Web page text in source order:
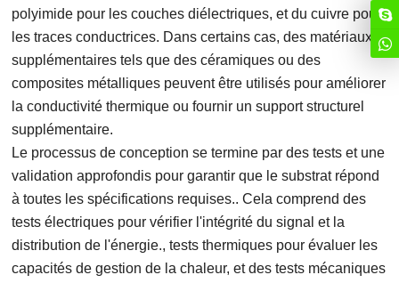
polyimide pour les couches diélectriques, et du cuivre pour
les traces conductrices. Dans certains cas, des matériaux
supplémentaires tels que des céramiques ou des
composites métalliques peuvent être utilisés pour améliorer
la conductivité thermique ou fournir un support structurel
supplémentaire.
Le processus de conception se termine par des tests et une
validation approfondis pour garantir que le substrat répond
à toutes les spécifications requises.. Cela comprend des
tests électriques pour vérifier l'intégrité du signal et la
distribution de l'énergie., tests thermiques pour évaluer les
capacités de gestion de la chaleur, et des tests mécaniques